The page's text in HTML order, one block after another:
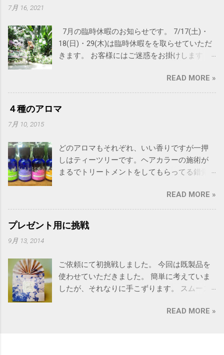
7月 16, 2021
7月の臨時休暇のお知らせです。 7/17(土)・
18(日)・29(木)は臨時休暇をを取らせていただ
きます。 お客様にはご迷惑をお掛けします
RAINBOWの夏休みは8月下旬を予定しておりま
す。 詳細、決まりましたら再度ご連絡致しま
READ MORE »
４種のアロマ
7月 10, 2015
どのアロマもそれぞれ、いい香りですが一押
しはティーツリーです。ヘアカラーの施術が
まるでトリートメントをしてもらってる錯覚
ロマを研究中。 ブレンドし過ぎで頭がクラク
ラします。 有名調香師の技の本を買うべきか
買わざるべきかも悩み中。
READ MORE »
プレゼント用に挑戦
9月 13, 2014
ご依頼にて初挑戦しました。 今回は既製品を
使わせていただきました。 簡単に考えていま
したが、それなりに手こずります。 スムーズ
タグとメッセージカードを外して撮っていま
READ MORE »